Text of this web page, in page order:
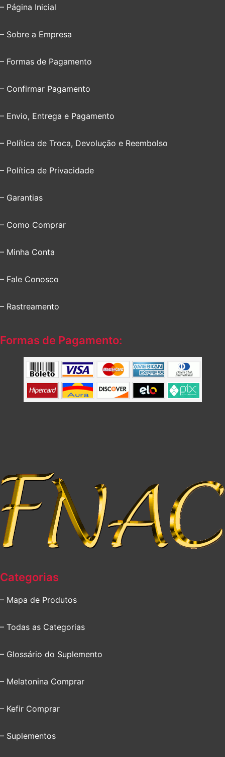
– Página Inicial
– Sobre a Empresa
– Formas de Pagamento
– Confirmar Pagamento
– Envio, Entrega e Pagamento
– Política de Troca, Devolução e Reembolso
– Política de Privacidade
– Garantias
– Como Comprar
– Minha Conta
– Fale Conosco
– Rastreamento
Formas de Pagamento:
Categorias
– Mapa de Produtos
– Todas as Categorias
– Glossário do Suplemento
– Melatonina Comprar
– Kefir Comprar
– Suplementos